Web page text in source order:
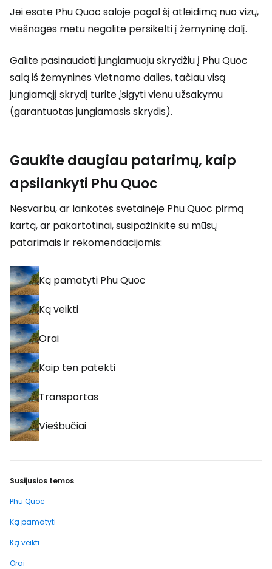
Jei esate Phu Quoc saloje pagal šį atleidimą nuo vizų,
viešnagės metu negalite persikelti į žemyninę dalį.
Galite pasinaudoti jungiamuoju skrydžiu į Phu Quoc
salą iš žemyninės Vietnamo dalies, tačiau visą
jungiamąjį skrydį turite įsigyti vienu užsakymu
(garantuotas jungiamasis skrydis).
Gaukite daugiau patarimų, kaip
apsilankyti Phu Quoc
Nesvarbu, ar lankotės svetainėje Phu Quoc pirmą
kartą, ar pakartotinai, susipažinkite su mūsų
patarimais ir rekomendacijomis:
Ką pamatyti Phu Quoc
Ką veikti
Orai
Kaip ten patekti
Transportas
Viešbučiai
Susijusios temos
Phu Quoc
Ką pamatyti
Ką veikti
Orai